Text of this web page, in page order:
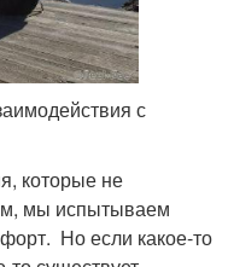
с
которые не
мы испытываем
Но если какое-то